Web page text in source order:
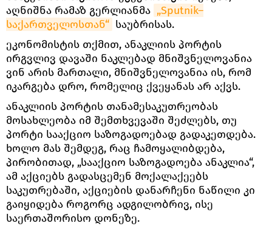
აღნიშნა რამაზ გერლიანმა „Sputnik–
საქართველოსთან“ საუბრისას.
ეკონომისტის თქმით, ანაკლიის პორტის
ირგვლივ დავაში ნაკლებად მნიშვნელოვანია
ვინ არის მართალი, მნიშვნელოვანია ის, რომ
იკარგება დრო, რომელიც ქვეყანას არ აქვს.
ანაკლიის პორტის თანამესაკუთრეობას
მოსახლეობა იმ შემთხვევაში შეძლებს, თუ
პორტი სააქციო საზოგადოებად გადაკეთდება.
ხოლო მას შემდეგ, რაც ჩამოყალიბდება,
პირობითად, „სააქციო საზოგადოება ანაკლია“,
ამ აქციებს გადასცემენ მოქალაქეებს
საკუთრებაში, აქციების დანარჩენი ნაწილი კი
გაიყიდება როგორც ადგილობრივ, ისე
საერთაშორისო დონეზე.